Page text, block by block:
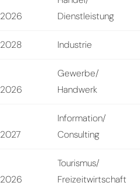
2026
Dienstleistung
2028 Industrie
2026
Gewerbe/
Handwerk
2027
Information/
Consulting
2026
Tourismus/
Freizeitwirtschaft